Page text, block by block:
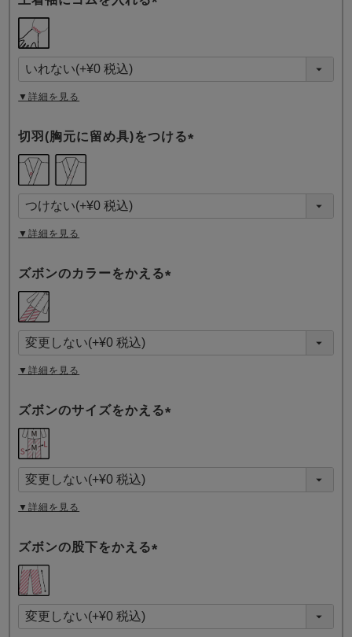
須
)
▼詳細を見る
切羽(胸元に留め具)をつける
須
)
▼詳細を見る
ズボンのカラーをかえる
須
)
▼詳細を見る
ズボンのサイズをかえる
須
)
▼詳細を見る
ズボンの股下をかえる
須
)